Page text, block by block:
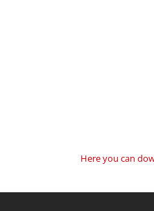
Here you can